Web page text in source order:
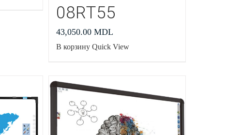
08RT55
43,050.00MDL
В корзину Quick View